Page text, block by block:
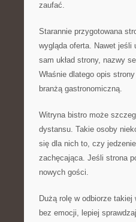
zaufać.
Starannie przygotowana
wygląda oferta. Nawet
sam układ strony, nazwy
Właśnie dlatego opis
branżą gastronomiczną.
Witryna bistro może
dystansu. Takie osoby
się dla nich to, czy
zachęcająca. Jeśli strona
nowych gości.
Dużą rolę w odbiorze
bez emocji, lepiej